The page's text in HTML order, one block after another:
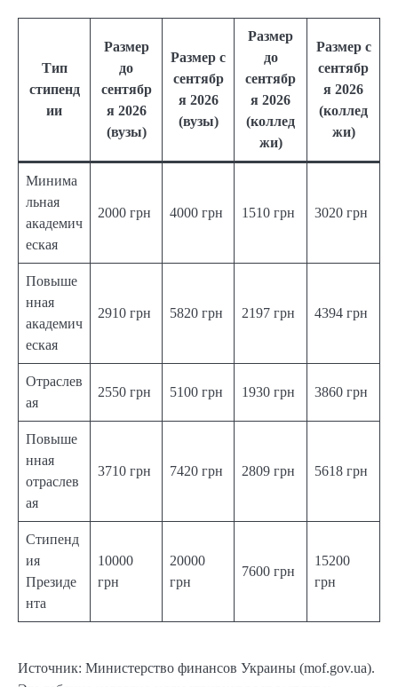
Тип
стипенд
ии
Размер
до
сентябр
я 2026
(вузы)
Размер с
сентябр
я 2026
(вузы)
Размер
до
сентябр
я 2026
(коллед
жи)
Размер с
сентябр
я 2026
(коллед
жи)
Минима
льная
академич
еская
2000 грн 4000 грн 1510 грн 3020 грн
Повыше
нная
академич
еская
2910 грн 5820 грн 2197 грн 4394 грн
Отраслев
ая
2550 грн 5100 грн 1930 грн 3860 грн
Повыше
нная
отраслев
ая
3710 грн 7420 грн 2809 грн 5618 грн
Стипенд
ия
Президе
нта
10000
грн
20000
грн
7600 грн
15200
грн
Источник: Министерство финансов Украины (mof.gov.ua).